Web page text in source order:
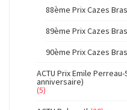
88ème Prix Cazes
89ème Prix Cazes
90ème Prix Cazes
ACTU Prix Emile
anniversaire)
(5)